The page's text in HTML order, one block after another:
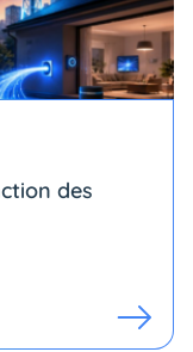
des